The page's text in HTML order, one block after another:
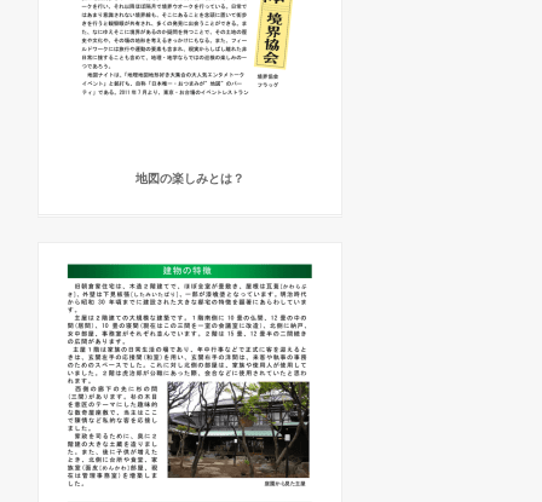
地図の楽しみとは？